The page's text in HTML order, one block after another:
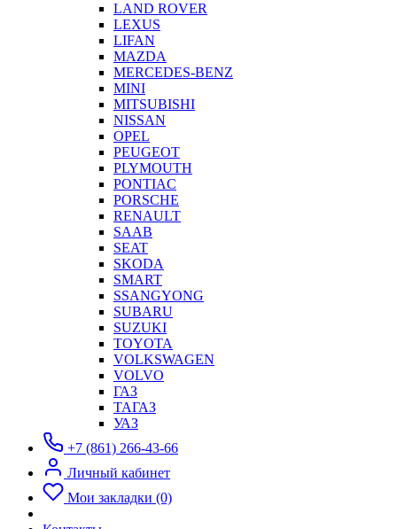
LAND ROVER
LEXUS
LIFAN
MAZDA
MERCEDES-BENZ
MINI
MITSUBISHI
NISSAN
OPEL
PEUGEOT
PLYMOUTH
PONTIAC
PORSCHE
RENAULT
SAAB
SEAT
SKODA
SMART
SSANGYONG
SUBARU
SUZUKI
TOYOTA
VOLKSWAGEN
VOLVO
ГАЗ
ТАГАЗ
УАЗ
+7 (861) 266-43-66
Личный кабинет
Мои закладки (0)